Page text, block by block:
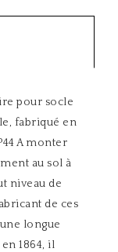
pour socle
fabriqué en
A monter
au sol à
niveau de
de ces
longue
1864, il